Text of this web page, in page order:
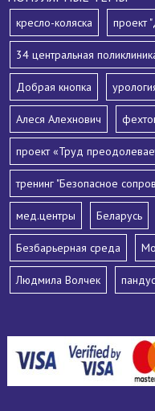
кресло-коляска проект
34 центральная
Добрая кнопка
Алеся Алехнович
проект «Труд
тренинг "Безопасное
мед.центры Беларусь
Безбарьерная среда
Людмила Волчек пандус